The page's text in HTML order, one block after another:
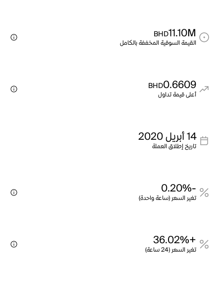
11.10M
BHD
القيمة السوقية المخففة بالكامل
0.6609
BHD
أعلى قيمة تداول
14 أبريل 2020
تاريخ إطلاق العملة
-0.20%
تغير السعر (ساعة واحدة)
+36.02%
تغير السعر (24 ساعة)